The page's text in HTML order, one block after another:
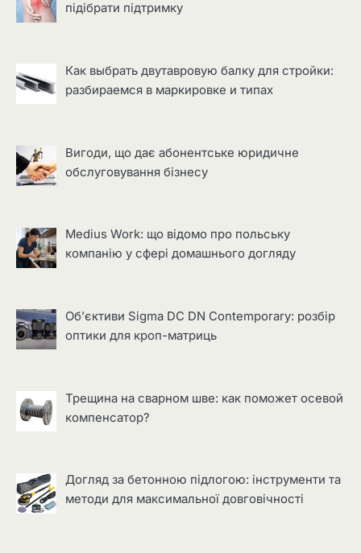
підібрати підтримку
Как выбрать двутавровую балку для стройки:
разбираемся в маркировке и типах
Вигоди, що дає абонентське юридичне
обслуговування бізнесу
Medius Work: що відомо про польську
компанію у сфері домашнього догляду
Об’єктиви Sigma DC DN Contemporary: розбір
оптики для кроп-матриць
Трещина на сварном шве: как поможет осевой
компенсатор?
Догляд за бетонною підлогою: інструменти та
методи для максимальної довговічності